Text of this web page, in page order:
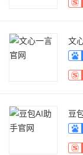
文
豆